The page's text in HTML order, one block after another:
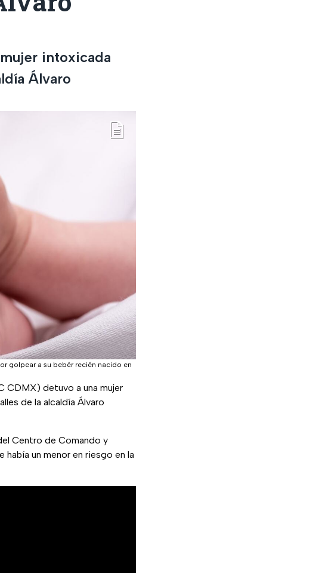
intoxicada
Álvaro
golpear a su bebér recién nacido en
CDMX) detuvo a una mujer
de la alcaldía Álvaro
Centro de Comando y
un menor en riesgo en la